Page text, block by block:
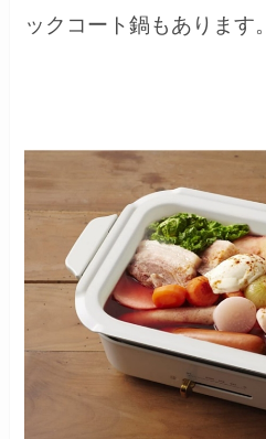
ックコート鍋もあります。